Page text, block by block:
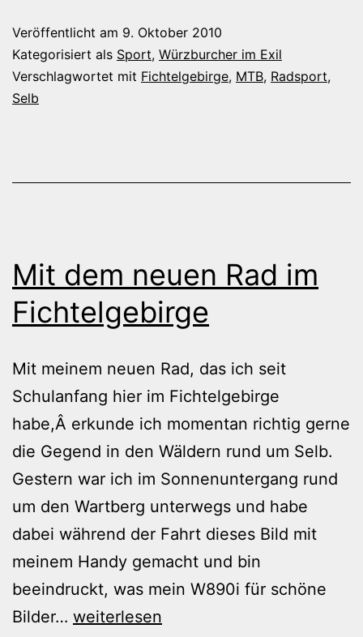
durchs
Fichtelgebirge
Veröffentlicht am 9. Oktober 2010
Kategorisiert als Sport, Würzburcher im Exil
Verschlagwortet mit Fichtelgebirge, MTB, Radsport,
Selb
Mit dem neuen Rad im
Fichtelgebirge
Mit meinem neuen Rad, das ich seit
Schulanfang hier im Fichtelgebirge
habe,Â erkunde ich momentan richtig gerne
die Gegend in den Wäldern rund um Selb.
Gestern war ich im Sonnenuntergang rund
um den Wartberg unterwegs und habe
dabei während der Fahrt dieses Bild mit
meinem Handy gemacht und bin
beeindruckt, was mein W890i für schöne
Bilder… Mit
weiterlesen